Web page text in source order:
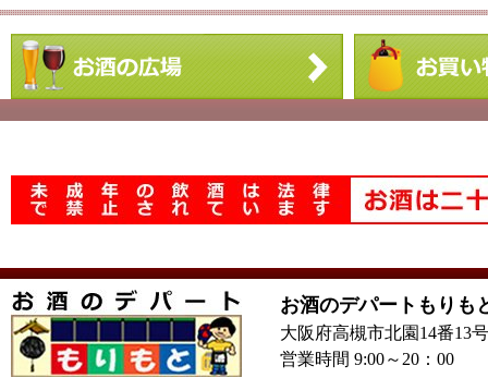
お酒のデパートもりも
大阪府高槻市北園14番13
営業時間 9:00～20：00